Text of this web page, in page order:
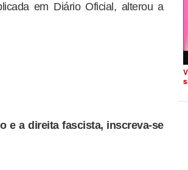
em Diário Oficial, alterou a
e a direita fascista, inscreva-se